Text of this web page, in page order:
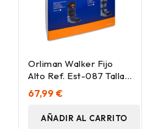
Orliman Walker Fijo
Alto Ref. Est-087 Talla 3
N° 42-46, 1 Unidad
67,99 €
AÑADIR AL CARRITO